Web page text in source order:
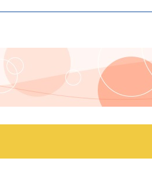
じ
じ